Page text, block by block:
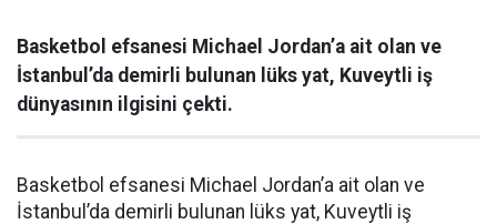
Basketbol efsanesi Michael Jordan’a ait olan ve
İstanbul’da demirli bulunan lüks yat, Kuveytli iş
dünyasının ilgisini çekti.
Basketbol efsanesi Michael Jordan’a ait olan ve
İstanbul’da demirli bulunan lüks yat, Kuveytli iş